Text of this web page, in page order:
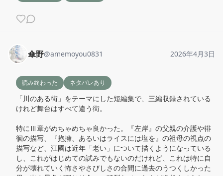
傘野@amemoyou0831 2026年4月3日
読み終わった ネタバレあり
「川のある街」をテーマにした短編集で、三編収録されている
けれど舞台はすべて違う街。
特にⅢ章がめちゃめちゃ良かった。『左岸』の父親の介護や徘
徊の描写、『抱擁、あるいはライスには塩を』の祖母の視点の
描写など、江國は近年「老い」について描くようになっている
し、これがはじめての試みでもないのだけれど、これは特に自
分が壊れていく怖さやさびしさの合間に過去のうつくしかった